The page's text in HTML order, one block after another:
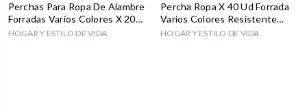
Perchas Para Ropa De Alambre
Forradas Varios Colores X 20
Ud
HOGAR Y ESTILO DE VIDA
Percha Ropa X 40 Ud Forrada
Varios Colores Resistente
Barata
HOGAR Y ESTILO DE VIDA